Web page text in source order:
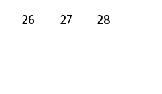
26 27
28